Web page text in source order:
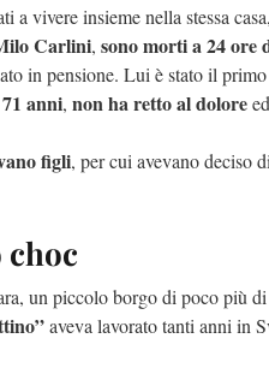
a vivere insieme nella stessa
Carlini, sono morti a 24 ore
in pensione. Lui è stato il
anni, non ha retto al dolore
figli, per cui avevano deciso
choc
un piccolo borgo di poco più
aveva lavorato tanti anni in